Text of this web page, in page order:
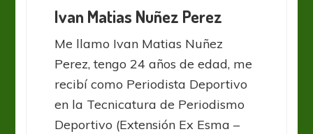
Ivan Matias Nuñez Perez
Me llamo Ivan Matias Nuñez
Perez, tengo 24 años de edad, me
recibí como Periodista Deportivo
en la Tecnicatura de Periodismo
Deportivo (Extensión Ex Esma –